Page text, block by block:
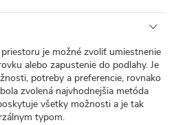
je možné zvoliť umiestnenie
alebo zapustenie do podlahy. Je
potreby a preferencie, rovnako
zvolená najvhodnejšia metóda
všetky možnosti a je tak
typom.